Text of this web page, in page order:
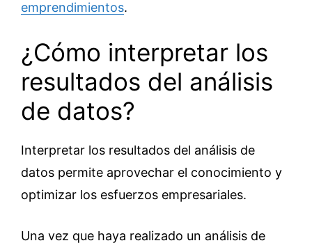
emprendimientos.
¿Cómo interpretar los
resultados del análisis
de datos?
Interpretar los resultados del análisis de
datos permite aprovechar el conocimiento y
optimizar los esfuerzos empresariales.
Una vez que haya realizado un análisis de